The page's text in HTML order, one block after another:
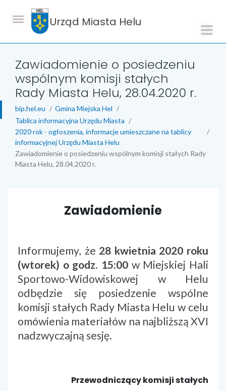
Urząd Miasta Helu
Zawiadomienie o posiedzeniu
wspólnym komisji stałych
Rady Miasta Helu, 28.04.2020 r.
bip.hel.eu
Gmina Miejska Hel
Tablica informacyjna Urzędu Miasta
2020 rok - ogłoszenia, informacje umieszczane na tablicy
informacyjnej Urzędu Miasta Helu
Zawiadomienie o posiedzeniu wspólnym komisji stałych Rady
Miasta Helu, 28.04.2020 r.
Zawiadomienie
Informujemy, że 28 kwietnia 2020 roku
(wtorek) o godz. 15:00 w Miejskiej Hali
Sportowo-Widowiskowej w Helu
odbędzie się posiedzenie wspólne
komisji stałych Rady Miasta Helu w celu
omówienia materiałów na najbliższą XVI
nadzwyczajną sesję.
Przewodniczący komisji stałych